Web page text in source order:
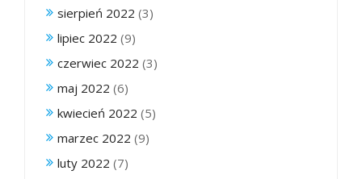
sierpień 2022 (3)
lipiec 2022 (9)
czerwiec 2022 (3)
maj 2022 (6)
kwiecień 2022 (5)
marzec 2022 (9)
luty 2022 (7)